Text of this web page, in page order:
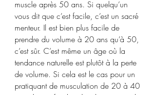
muscle après 50 ans. Si quelqu’un
vous dit que c’est facile, c’est un sacré
menteur. Il est bien plus facile de
prendre du volume à 20 ans qu’à 50,
c’est sûr. C’est même un âge où la
tendance naturelle est plutôt à la perte
de volume. Si cela est le cas pour un
pratiquant de musculation de 20 à 40